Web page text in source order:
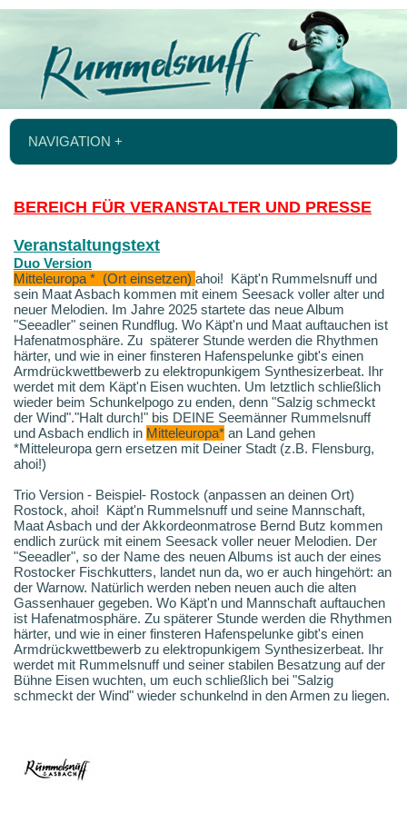
NAVIGATION +
BEREICH FÜR VERANSTALTER UND PRESSE
Veranstaltungstext
Duo Version
Mitteleuropa * (Ort einsetzen) ahoi! Käpt'n Rummelsnuff und
sein Maat Asbach kommen mit einem Seesack voller alter und
neuer Melodien. Im Jahre 2025 startete das neue Album
"Seeadler" seinen Rundflug. Wo Käpt'n und Maat auftauchen ist
Hafenatmosphäre. Zu späterer Stunde werden die Rhythmen
härter, und wie in einer finsteren Hafenspelunke gibt's einen
Armdrückwettbewerb zu elektropunkigem Synthesizerbeat. Ihr
werdet mit dem Käpt'n Eisen wuchten. Um letztlich schließlich
wieder beim Schunkelpogo zu enden, denn "Salzig schmeckt
der Wind"."Halt durch!" bis DEINE Seemänner Rummelsnuff
und Asbach endlich in Mitteleuropa* an Land gehen
*Mitteleuropa gern ersetzen mit Deiner Stadt (z.B. Flensburg,
ahoi!)
Trio Version - Beispiel- Rostock (anpassen an deinen Ort)
Rostock, ahoi! Käpt'n Rummelsnuff und seine Mannschaft,
Maat Asbach und der Akkordeonmatrose Bernd Butz kommen
endlich zurück mit einem Seesack voller neuer Melodien. Der
"Seeadler", so der Name des neuen Albums ist auch der eines
Rostocker Fischkutters, landet nun da, wo er auch hingehört: an
der Warnow. Natürlich werden neben neuen auch die alten
Gassenhauer gegeben. Wo Käpt'n und Mannschaft auftauchen
ist Hafenatmosphäre. Zu späterer Stunde werden die Rhythmen
härter, und wie in einer finsteren Hafenspelunke gibt's einen
Armdrückwettbewerb zu elektropunkigem Synthesizerbeat. Ihr
werdet mit Rummelsnuff und seiner stabilen Besatzung auf der
Bühne Eisen wuchten, um euch schließlich bei "Salzig
schmeckt der Wind" wieder schunkelnd in den Armen zu liegen.